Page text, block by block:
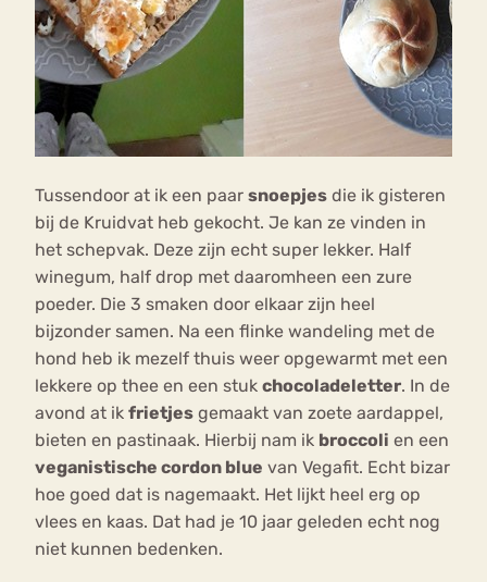
Tussendoor at ik een paar snoepjes die ik gisteren
bij de Kruidvat heb gekocht. Je kan ze vinden in
het schepvak. Deze zijn echt super lekker. Half
winegum, half drop met daaromheen een zure
poeder. Die 3 smaken door elkaar zijn heel
bijzonder samen. Na een flinke wandeling met de
hond heb ik mezelf thuis weer opgewarmt met een
lekkere op thee en een stuk chocoladeletter. In de
avond at ik frietjes gemaakt van zoete aardappel,
bieten en pastinaak. Hierbij nam ik broccoli en een
veganistische cordon blue van Vegafit. Echt bizar
hoe goed dat is nagemaakt. Het lijkt heel erg op
vlees en kaas. Dat had je 10 jaar geleden echt nog
niet kunnen bedenken.